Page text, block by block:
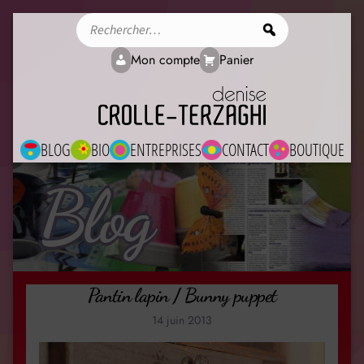
BLOG BIO ENTREPRISES CONTACT BOUTIQUE
Mon compte Panier
Blog
Pantin lapin / Bunny puppet
14 juin 2013